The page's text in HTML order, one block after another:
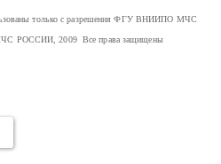
только с разрешения ФГУ ВНИИПО МЧС
2009 Все права защищены